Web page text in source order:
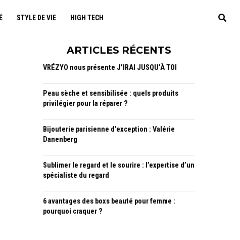
STYLE DE VIE HIGH TECH
ARTICLES RÉCENTS
VRÉZYO nous présente J’IRAI JUSQU’À TOI
Peau sèche et sensibilisée : quels produits
privilégier pour la réparer ?
Bijouterie parisienne d’exception : Valérie
Danenberg
Sublimer le regard et le sourire : l’expertise d’un
spécialiste du regard
6 avantages des boxs beauté pour femme :
pourquoi craquer ?